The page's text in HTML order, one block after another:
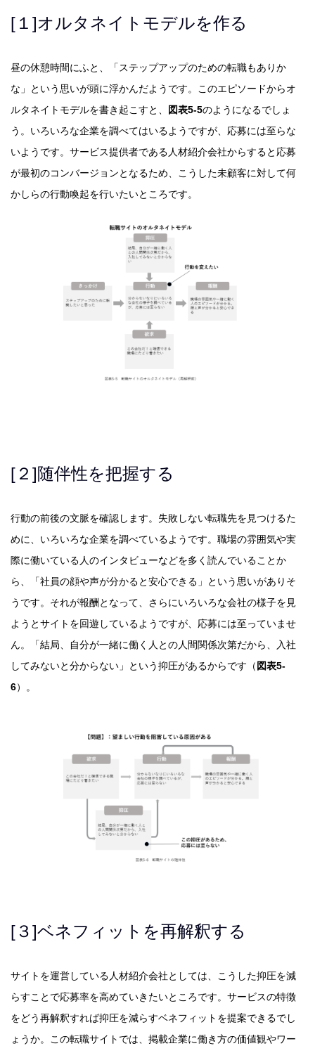
[１]オルタネイトモデルを作る
昼の休憩時間にふと、「ステップアップのための転職もありか
な」という思いが頭に浮かんだようです。このエピソードからオ
ルタネイトモデルを書き起こすと、
図表5-5のようになるでしょ
う。いろいろな企業を調べてはいるようですが、応募には至らな
いようです。サービス提供者である人材紹介会社からすると応募
が最初のコンバージョンとなるため、こうした未顧客に対して何
かしらの行動喚起を行いたいところです。
[２]随伴性を把握する
行動の前後の文脈を確認します。失敗しない転職先を見つけるた
めに、いろいろな企業を調べているようです。職場の雰囲気や実
際に働いている人のインタビューなどを多く読んでいることか
ら、「社員の顔や声が分かると安心できる」という思いがありそ
うです。それが報酬となって、さらにいろいろな会社の様子を見
ようとサイトを回遊しているようですが、応募には至っていませ
ん。「結局、自分が一緒に働く人との人間関係次第だから、入社
してみないと分からない」という抑圧があるからです（ 図表5-
6）。
[３]ベネフィットを再解釈する
サイトを運営している人材紹介会社としては、こうした抑圧を減
らすことで応募率を高めていきたいところです。サービスの特徴
をどう再解釈すれば抑圧を減らすベネフィットを提案できるでし
ょうか。この転職サイトでは、掲載企業に働き方の価値観やワー